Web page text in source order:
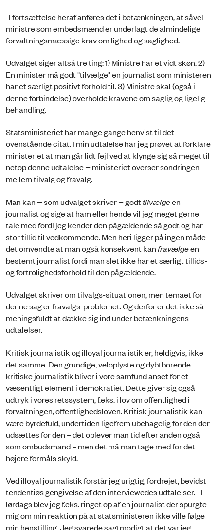
I fortsættelse heraf anføres det i betænkningen, at såvel
ministre som embedsmænd er underlagt de almindelige
forvaltningsmæssige krav om lighed og saglighed.
Udvalget siger altså tre ting: 1) Ministre har et vidt skøn. 2)
En minister må godt "tilvælge" en journalist som ministeren
har et særligt positivt forhold til. 3) Ministre skal (også i
denne forbindelse) overholde kravene om saglig og ligelig
behandling.
Statsministeriet har mange gange henvist til det
ovenstående citat. I min udtalelse har jeg prøvet at forklare
ministeriet at man går lidt fejl ved at klynge sig så meget til
netop denne udtalelse − ministeriet overser sondringen
mellem tilvalg og fravalg.
Man kan − som udvalget skriver − godt tilvælgeen
journalist og sige at ham eller hende vil jeg meget gerne
tale med fordi jeg kender den pågældende så godt og har
stor tillid til vedkommende. Men heri ligger på ingen måde
det omvendte at man også konsekvent kanfravælgeen
bestemt journalist fordi man slet ikke har et særligt tillids-
og fortrolighedsforhold til den pågældende.
Udvalget skriver om tilvalgs-situationen, men temaet for
denne sag er fravalgs-problemet. Og derfor er det ikke så
meningsfuldt at dække sig ind under betænkningens
udtalelser.
Kritisk journalistik og illoyal journalistik er, heldigvis, ikke
det samme. Den grundige, veloplyste og dybtborende
kritiske journalistik bliver i vore samfund anset for et
væsentligt element i demokratiet. Dette giver sig også
udtryk i vores retssystem, f.eks. i lov om offentlighed i
forvaltningen, offentlighedsloven. Kritisk journalistik kan
være byrdefuld, undertiden ligefrem ubehagelig for den der
udsættes for den – det oplever man tid efter anden også
som ombudsmand – men det må man tage med for det
højere formåls skyld.
Ved illoyal journalistik forstår jeg urigtig, fordrejet, bevidst
tendentiøs gengivelse af den interviewedes udtalelser. - I
lørdags blev jeg f.eks. ringet op af en journalist der spurgte
mig om min reaktion på at statsministeren ikke ville følge
min henstilling. Jeg svarede sagtmodigt at det var jeg